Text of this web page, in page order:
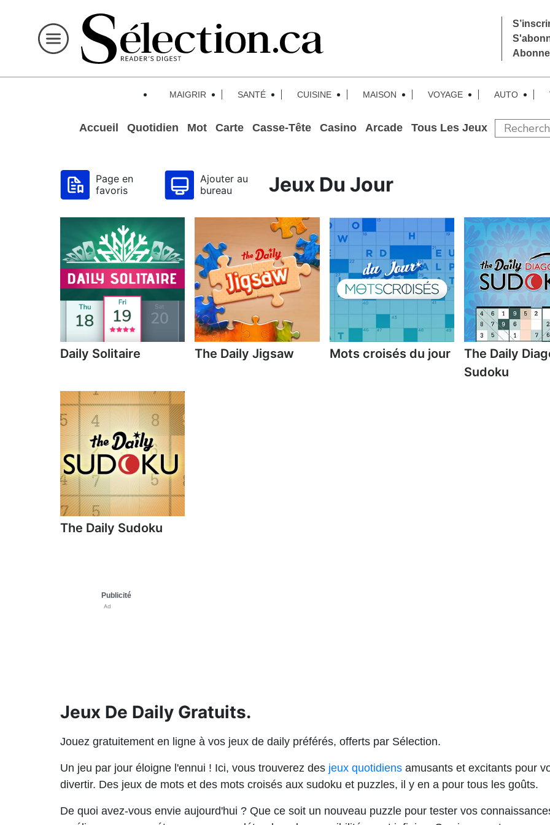
MAIGRIR SANTÉ CUISINE MAISON VOYAGE AUTO
Accueil Quotidien Mot Carte Casse-Tête Casino Arcade Tous Les Jeux
Page en
favoris
Ajouter au
bureau
Jeux Du Jour
Daily Solitaire The Daily Jigsaw Mots croisés du jour
The Daily
Sudoku
The Daily Sudoku
Publicité
Ad
Jeux De Daily Gratuits.
Jouez gratuitement en ligne à vos jeux de daily préférés, offerts par Sélection.
Un jeu par jour éloigne l'ennui ! Ici, vous trouverez des jeux quotidiens amusants et excitants pour
divertir. Des jeux de mots et des mots croisés aux sudoku et puzzles, il y en a pour tous les goûts.
De quoi avez-vous envie aujourd'hui ? Que ce soit un nouveau puzzle pour tester vos